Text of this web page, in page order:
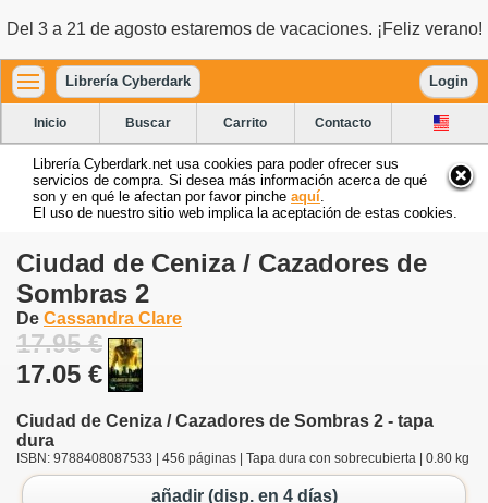
Del 3 a 21 de agosto estaremos de vacaciones. ¡Feliz verano!
Librería Cyberdark Login
Inicio Buscar Carrito Contacto
Librería Cyberdark.net usa cookies para poder ofrecer sus
servicios de compra. Si desea más información acerca de qué
son y en qué le afectan por favor pinche aquí
El uso de nuestro sitio web implica la aceptación de estas cookies.
Ciudad de Ceniza / Cazadores de
Sombras 2
De Cassandra Clare
17.95 €
17.05 €
Ciudad de Ceniza / Cazadores de Sombras 2 - tapa
dura
ISBN: 9788408087533 | 456 páginas | Tapa dura con sobrecubierta | 0.80 kg
añadir (disp. en 4 días)